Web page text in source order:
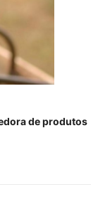
de produtos